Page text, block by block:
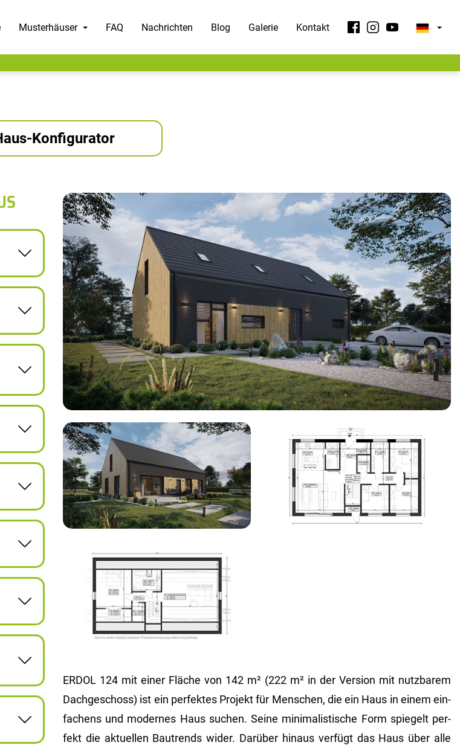
Musterhäuser FAQ Nachrichten Blog Galerie Kontakt
Konfigurator
ERDOL 124 mit einer Flä­che von 142 m² (222 m² in der Ver­si­on mit nutz­ba­rem
Dach­ge­schoss) ist ein per­fek­tes Pro­jekt für Men­schen, die ein Haus in einem ein­
fa­chens und mo­der­nes Haus su­chen. Seine mi­ni­ma­lis­ti­sche Form spie­gelt per­
fekt die ak­tu­el­len Bau­trends wider. Dar­über hin­aus ver­fügt das Haus über alle